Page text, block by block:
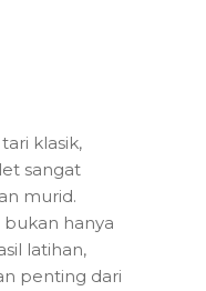
klasik,
sangat
murid.
hanya
latihan,
penting dari